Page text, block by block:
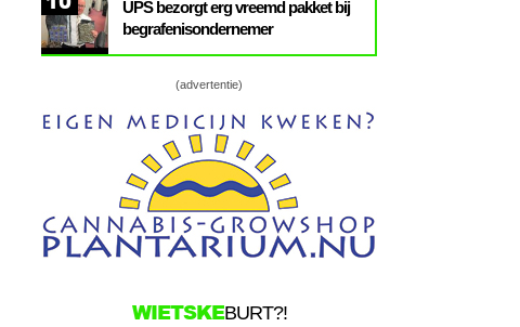
UPS bezorgt erg vreemd pakket bij
begrafenisondernemer
(advertentie)
WIETSKEBURT?!